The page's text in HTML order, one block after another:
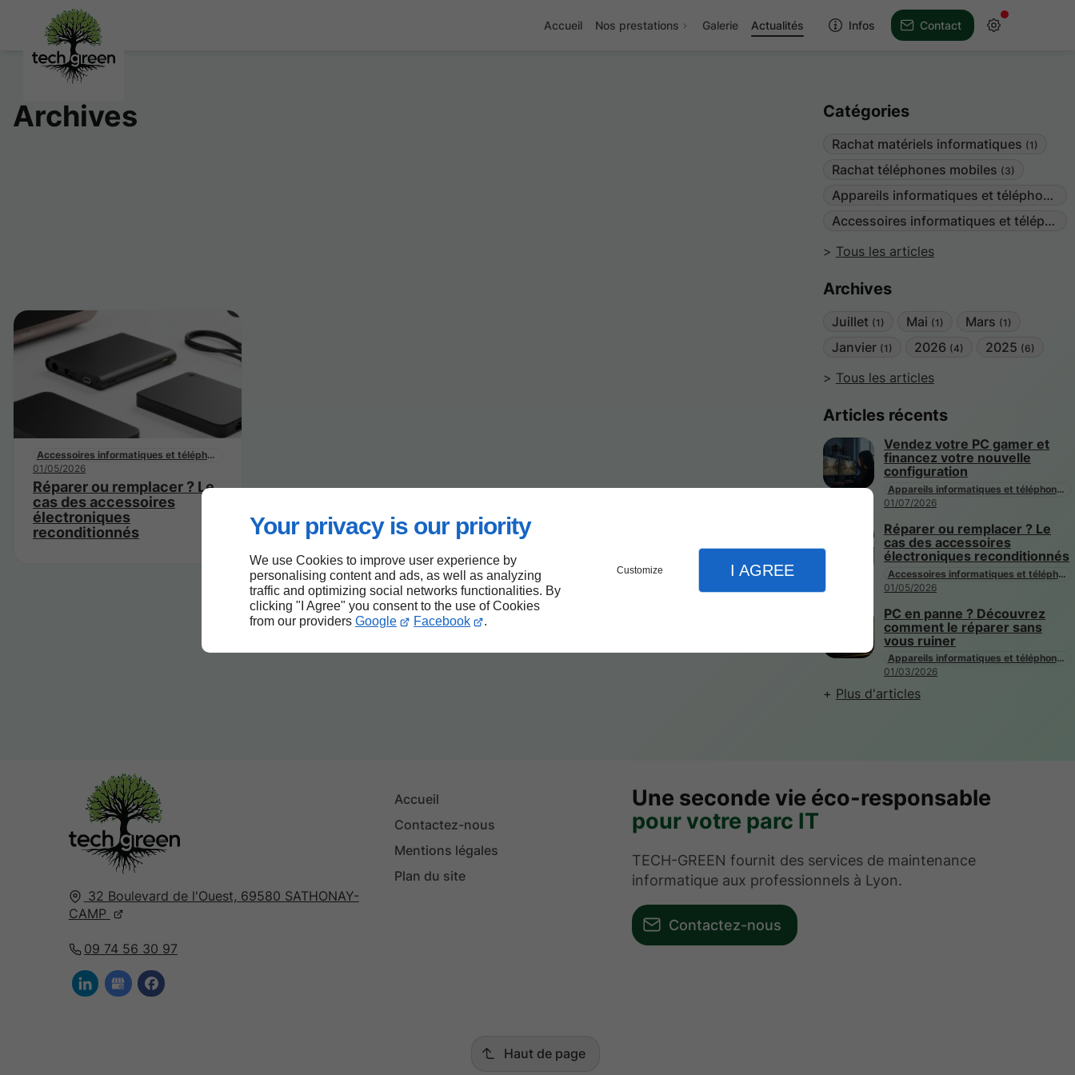
Your privacy is our priority
We use Cookies to improve user experience by
personalising content and ads, as well as analyzing
traffic and optimizing social networks functionalities. By
clicking "I Agree" you consent to the use of Cookies
from our providers Google Facebook .
Customize I AGREE
Accueil Nos prestations Galerie Actualités Infos Contact
Catégories
Rachat matériels informatiques (1)
Rachat téléphones mobiles (3)
Appareils informatiques et téléphones mobiles
Accessoires informatiques et téléphones mobiles
Tous les articles
Archives
Juillet (1) Mai (1) Mars (1)
Janvier (1) 2026 (4) 2025 (6)
Tous les articles
Articles récents
Appareils informatiques et téléphones mobiles
01/07/2026
Vendez votre PC gamer et
financez votre nouvelle
configuration
Accessoires informatiques et téléphones mobiles
01/05/2026
Réparer ou remplacer ? Le
cas des accessoires
électroniques reconditionnés
Appareils informatiques et téléphones mobiles
01/03/2026
PC en panne ? Découvrez
comment le réparer sans
vous ruiner
Plus d'articles
Archives
Accessoires informatiques et téléphones mobiles
01/05/2026
Réparer ou remplacer ? Le
cas des accessoires
électroniques
reconditionnés
32 Boulevard de l'Ouest, 69580 SATHONAY-
CAMP
09 74 56 30 97
Accueil
Contactez-nous
Mentions légales
Plan du site
Une seconde vie éco-responsable
pour votre parc IT
TECH-GREEN fournit des services de maintenance
informatique aux professionnels à Lyon.
Contactez-nous
Haut de page